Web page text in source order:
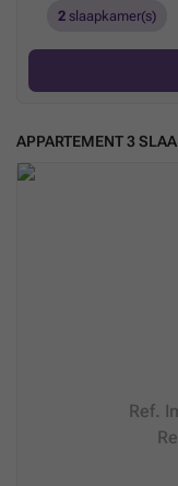
2slaapkamer(s)
APPARTEMENT 3
Ref.